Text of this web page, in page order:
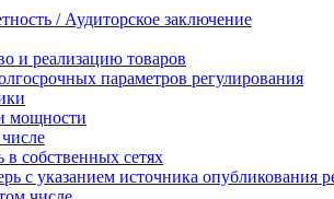
/ Аудиторское заключение
и реализацию товаров
параметров регулирования
мощности
в собственных сетях
с указанием источника опубликования